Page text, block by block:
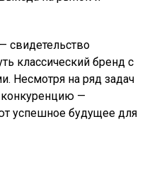
свидетельство
классический бренд с
Несмотря на ряд задач
—
успешное будущее для